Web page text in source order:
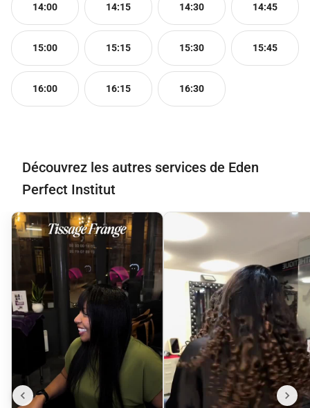
14:00 14:15 14:30 14:45
15:00 15:15 15:30 15:45
16:00 16:15 16:30
Découvrez les autres services de Eden
Perfect Institut